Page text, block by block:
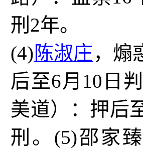
刑 2年。
(4)陈淑庄 ，煽
后至6月 10 日
美道）：押后
刑。 (5)邵家